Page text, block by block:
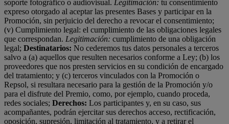
soporte fotográfico o audiovisual. Legitimación: tu consentimiento
expreso otorgado al aceptar las presentes Bases y participar en la
Promoción, sin perjuicio del derecho a revocar el consentimiento;
(v) Cumplimiento legal: el cumplimiento de las obligaciones legales
que correspondan. Legitimación: cumplimiento de una obligación
legal; Destinatarios: No cederemos tus datos personales a terceros
salvo a (a) aquellos que resulten necesarios conforme a Ley; (b) los
proveedores que nos presten servicios en su condición de encargado
del tratamiento; y (c) terceros vinculados con la Promoción o
Repsol, si resultara necesario para la gestión de la Promoción y/o
para el disfrute del Premio, como, por ejemplo, cuando proceda,
redes sociales; Derechos: Los participantes y, en su caso, sus
acompañantes, podrán ejercitar sus derechos acceso, rectificación,
oposición, supresión, limitación al tratamiento, y a retirar el